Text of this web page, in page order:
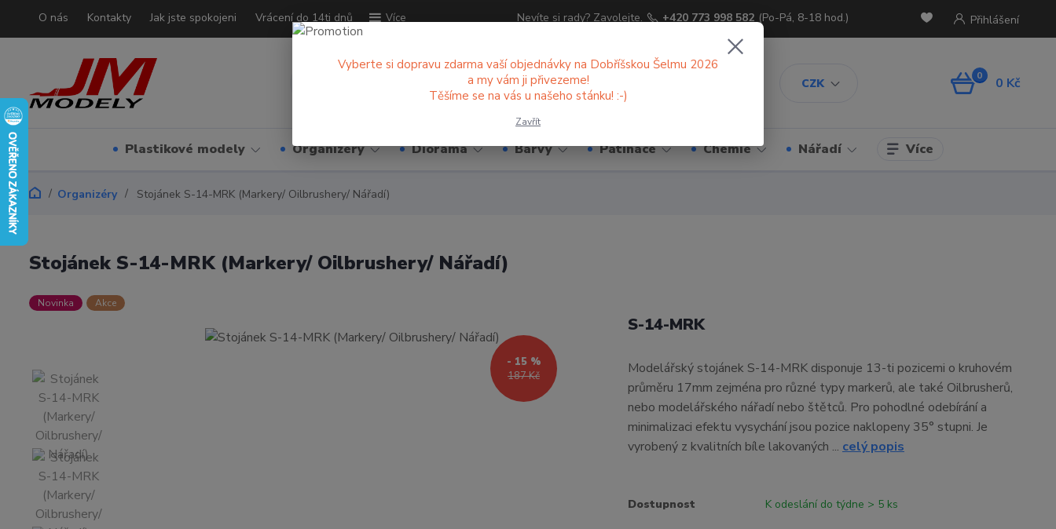
O nás Kontakty Jak jste spokojeni Vrácení do 14ti dnů Více
CZK
Přihlášení
Nevíte si rady? Zavolejte. +420 773 998 582 (Po-Pá, 8-18 hod.)
0 0 Kč
Plastikové modely Organizéry Diorama Barvy Patinace Chemie Nářadí Více
Organizéry Stojánek S-14-MRK (Markery/ Oilbrushery/ Nářadí)
Stojánek S-14-MRK (Markery/ Oilbrushery/ Nářadí)
Novinka Akce
187 Kč
- 15 %
S-14-MRK
Modelářský stojánek S-14-MRK disponuje 13-ti pozicemi o kruhovém
průměru 17mm zejména pro různé typy markerů, ale také Oilbrusherů,
nebo modelářského nářadí nebo štětců. Pro pohodlné odebírání a
minimalizaci efektu vysychání jsou pozice naklopeny 35° stupni. Je
vyrobený z kvalitních bíle lakovaných ... celý popis
Dostupnost K odeslání do týdne > 5 ks
Vyberte si dopravu zdarma vaší objednávky na Dobříšskou Šelmu 2026
a my vám ji přivezeme!
Těšíme se na vás u našeho stánku! :-)
Zavřít